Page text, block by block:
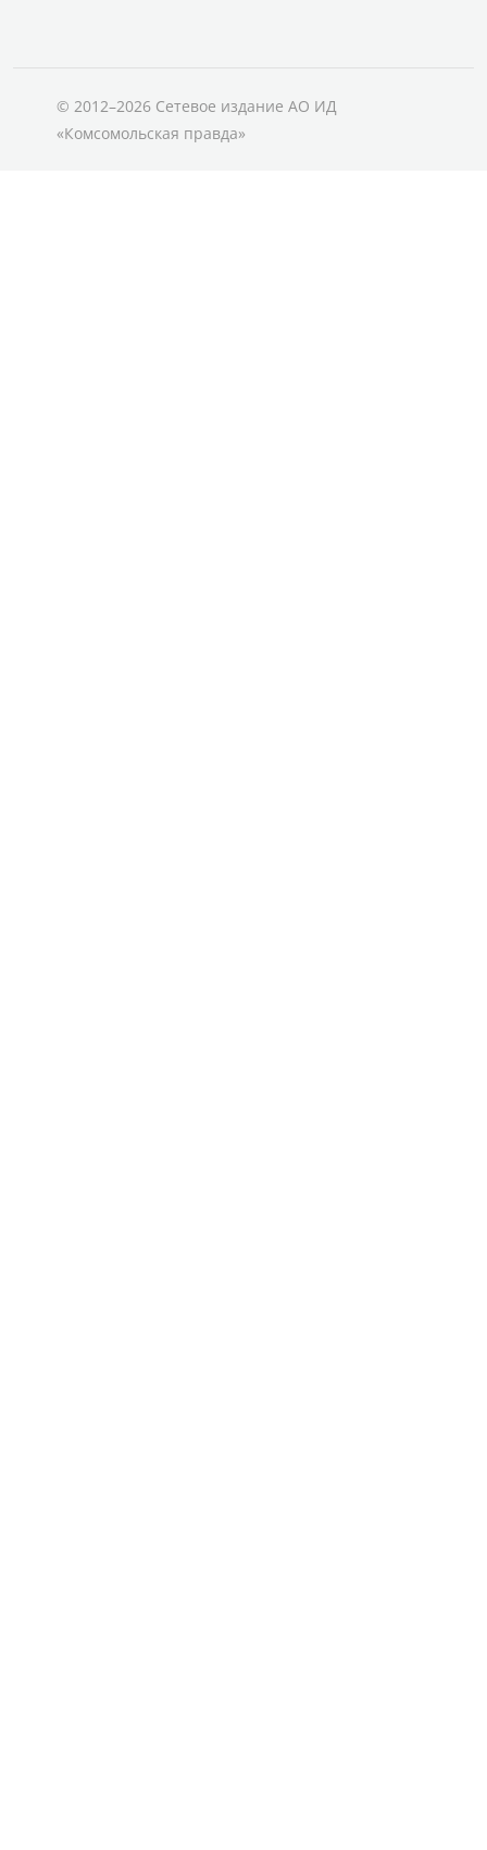
© 2012–2026 Сетевое издание АО ИД
«Комсомольская правда»